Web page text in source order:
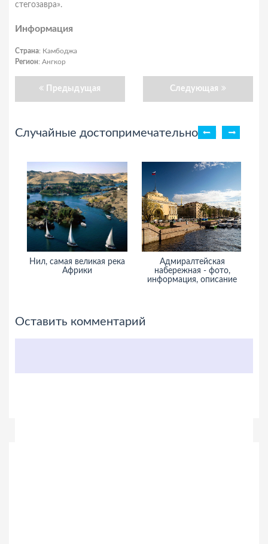
стегозавра».
Информация
Страна: Камбоджа
Регион: Ангкор
Предыдущая Следующая
Случайные достопримечательности
Нил, самая великая река
Африки
Адмиралтейская
набережная - фото,
информация, описание
Оставить комментарий